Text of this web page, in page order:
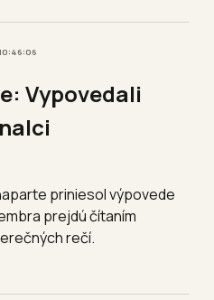
Vypovedali
priniesol výpovede
prejdú čítaním
rečí.